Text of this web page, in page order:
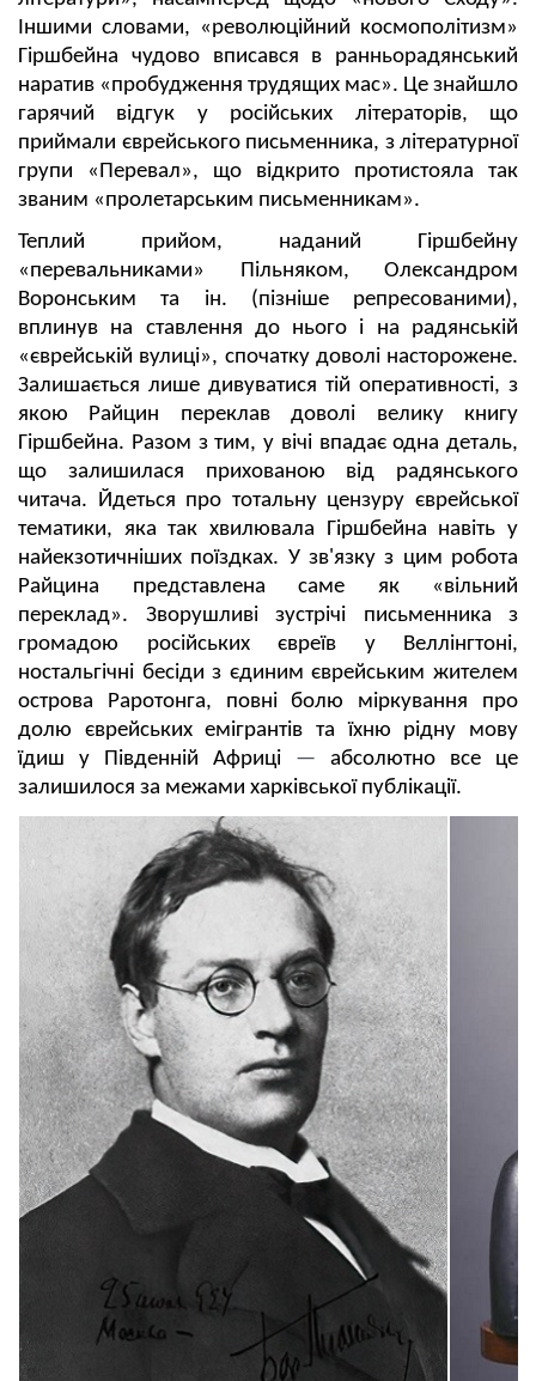
Іншими словами, «революційний космополітизм»
Гіршбейна чудово вписався в ранньорадянський
наратив «пробудження трудящих мас». Це знайшло
гарячий відгук у російських літераторів, що
приймали єврейського письменника, з літературної
групи «Перевал», що відкрито протистояла так
званим «пролетарським письменникам».
Теплий прийом, наданий Гіршбейну
«перевальниками» Пільняком, Олександром
Воронським та ін. (пізніше репресованими),
вплинув на ставлення до нього і на радянській
«єврейській вулиці», спочатку доволі насторожене.
Залишається лише дивуватися тій оперативності, з
якою Райцин переклав доволі велику книгу
Гіршбейна. Разом з тим, у вічі впадає одна деталь,
що залишилася прихованою від радянського
читача. Йдеться про тотальну цензуру єврейської
тематики, яка так хвилювала Гіршбейна навіть у
найекзотичніших поїздках. У зв'язку з цим робота
Райцина представлена ​​саме як «вільний
переклад». Зворушливі зустрічі письменника з
громадою російських євреїв у Веллінгтоні,
ностальгічні бесіди з єдиним єврейським жителем
острова Раротонга, повні болю міркування про
долю єврейських емігрантів та їхню рідну мову
їдиш у Південній Африці — абсолютно все це
залишилося за межами харківської публікації.